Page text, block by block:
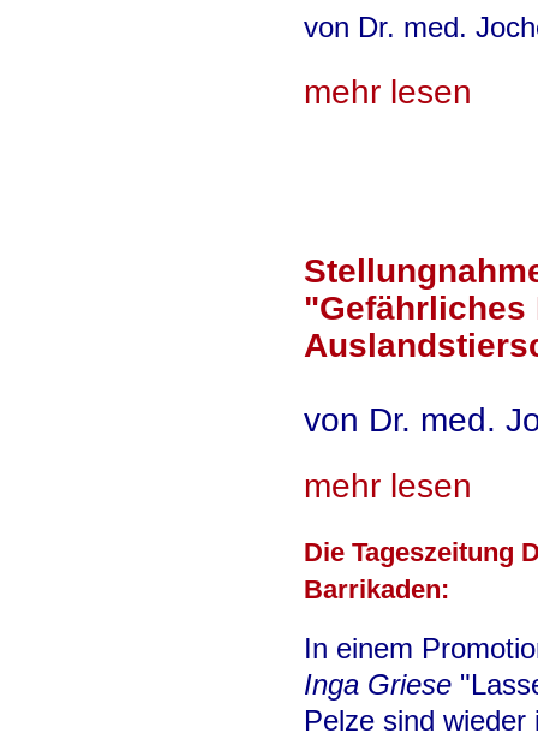
von Dr. med.
mehr lesen
"Gefährliches
von Dr. med.
mehr lesen
Die Tageszeitung
Barrikaden:
In einem
Inga Griese
Pelze sind